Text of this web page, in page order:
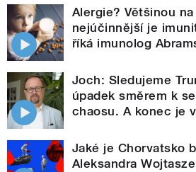
Alergie? Většinou
nejúčinnější je
říká imunolog
Joch: Sledujeme
úpadek směrem k
chaosu. A konec je
Jaké je Chorvatsko
Aleksandra